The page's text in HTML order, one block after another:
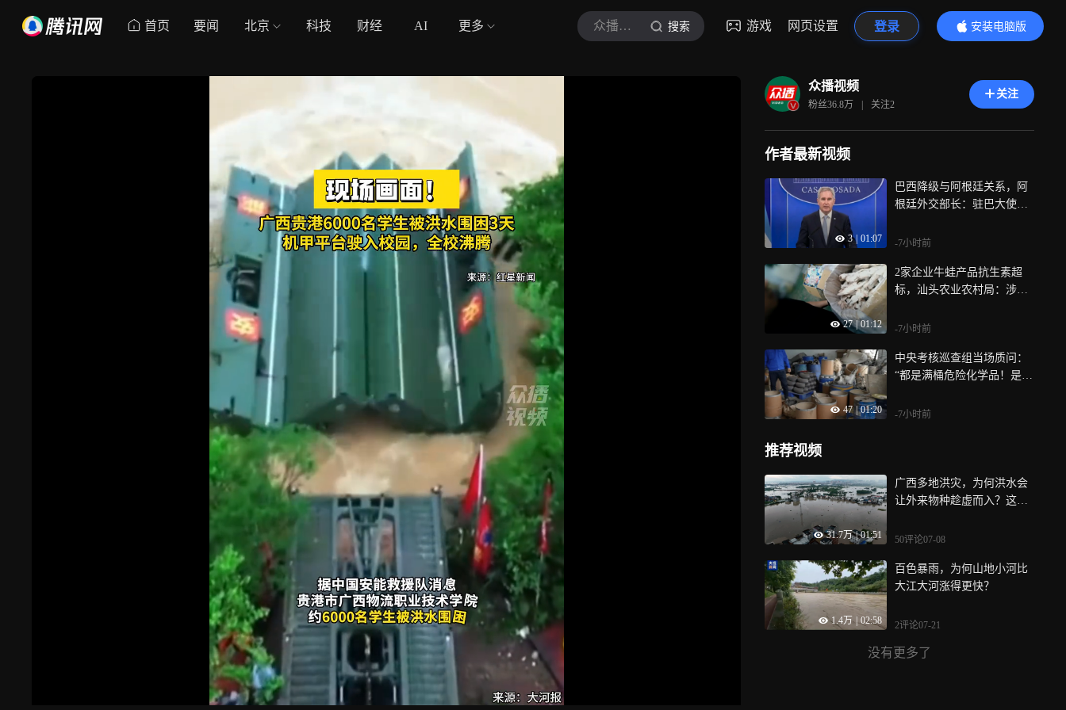
首页 要闻 北京 科技 财经 AI 更多 众播视频 搜索 游戏 网页设置 登录
安装电脑版
内容更精彩
众播视频
粉丝36.8万 | 关注2
关注
作者最新视频
3 | 01:07
巴西降级与阿根廷关系，阿
根廷外交部长：驻巴大使将
-7小时前
27 | 01:12
2家企业牛蛙产品抗生素超
标，汕头农业农村局：涉事
江
-7小时前
47 01:20
中央考核巡查组当场质问：
“都是满桶危险化学品！是干
-7小时前
推荐视频
31.7万 | 01:51
广西多地洪灾，为何洪水会
让外来物种趁虚而入？这些
50评论07-08
1.4万 02:58
百色暴雨，为何山地小河比
大江大河涨得更快？
2评论07-21
没有更多了